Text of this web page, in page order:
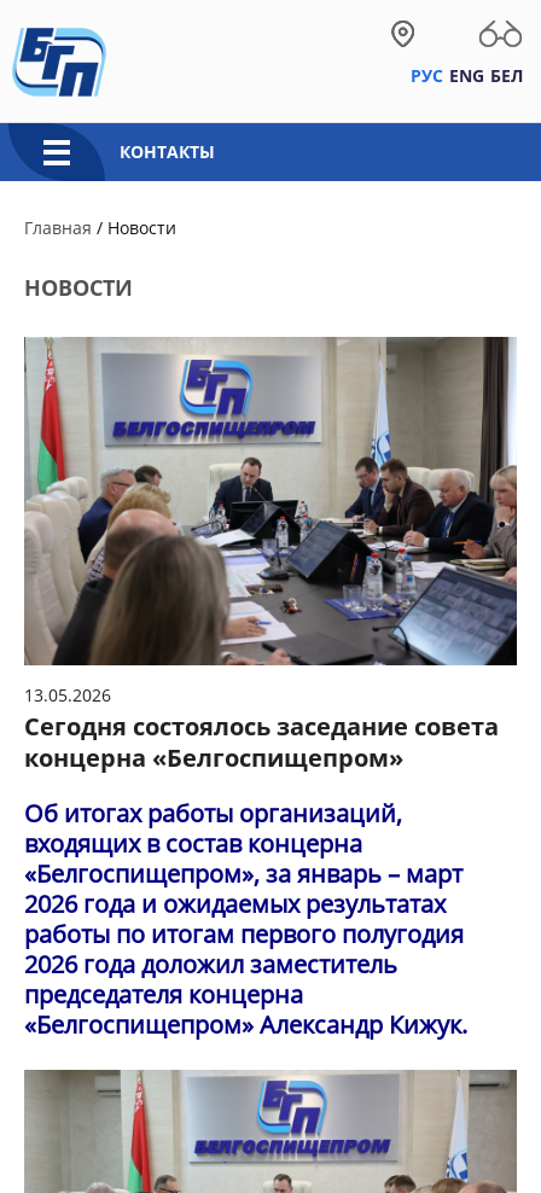
РУС ENG БЕЛ
КОНТАКТЫ
Главная / Новости
НОВОСТИ
13.05.2026
Сегодня состоялось заседание совета
концерна «Белгоспищепром»
Об итогах работы организаций,
входящих в состав концерна
«Белгоспищепром», за январь – март
2026 года и ожидаемых результатах
работы по итогам первого полугодия
2026 года доложил заместитель
председателя концерна
«Белгоспищепром» Александр Кижук.